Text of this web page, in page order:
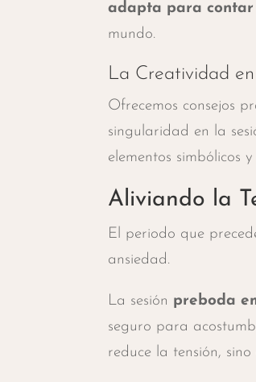
adapta para
mundo.
La Creatividad
Ofrecemos consejos
singularidad en la
elementos simbólicos
Aliviando la
El periodo que
ansiedad.
La sesión preboda
seguro para
reduce la tensión,